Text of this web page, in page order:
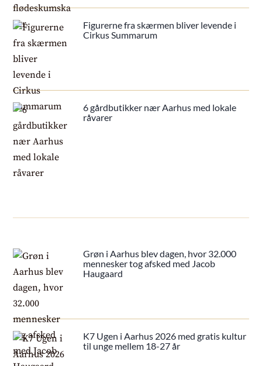
Figurerne fra skærmen bliver levende i
Cirkus Summarum
6 gårdbutikker nær Aarhus med lokale
råvarer
Grøn i Aarhus blev dagen, hvor 32.000
mennesker tog afsked med Jacob
Haugaard
K7 Ugen i Aarhus 2026 med gratis kultur
til unge mellem 18-27 år